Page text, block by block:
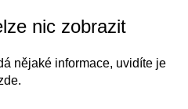
nic zobrazit
nějaké informace, uvidíte je